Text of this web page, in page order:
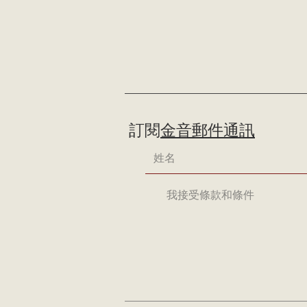
訂閱金音郵件通訊
我接受條款和條件